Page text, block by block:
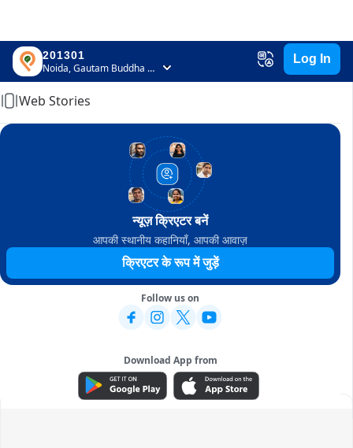
201301
Noida, Gautam Buddha Nagar, Uttar Pradesh
Log In
Home
Web Stories
न्यूज़ क्रिएटर बनें
आपकी स्थानीय कहानियाँ, आपकी आवाज़
क्रिएटर के रूप में जुड़ें
Follow us on
Download App from
ADVERTISEMENT